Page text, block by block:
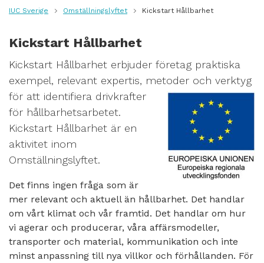
IUC Sverige Omställningslyftet Kickstart Hållbarhet
Kickstart Hållbarhet
Kickstart Hållbarhet erbjuder företag praktiska
exempel, relevant expertis, metoder och verktyg
för att identifiera drivkrafter
för hållbarhetsarbetet.
Kickstart Hållbarhet är en
aktivitet inom
Omställningslyftet.
Det finns ingen fråga som är
mer relevant och aktuell än hållbarhet. Det handlar
om vårt klimat och vår framtid. Det handlar om hur
vi agerar och producerar, våra affärsmodeller,
transporter och material, kommunikation och inte
minst anpassning till nya villkor och förhållanden. För